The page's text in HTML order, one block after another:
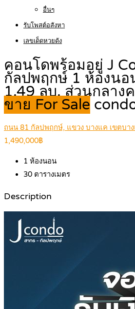
อื่นๆ
รับโพสต์อสังหา
เลขเด็ดหวยดัง
คอนโดพร้อมอยู่ J
กัลปพฤกษ์ 1 ห้องนอ
1.49 ลบ. ส่วนกลาง
ขาย For Sale
ถนน 81 กัลปพฤกษ์, แขวง บางแค เขตบา
1,490,000฿
1 ห้องนอน
30 ตารางเมตร
Description